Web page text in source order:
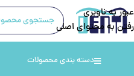
عبور به ناوبری
رفتن به محتوای اصلی
دسته بندی محصولات